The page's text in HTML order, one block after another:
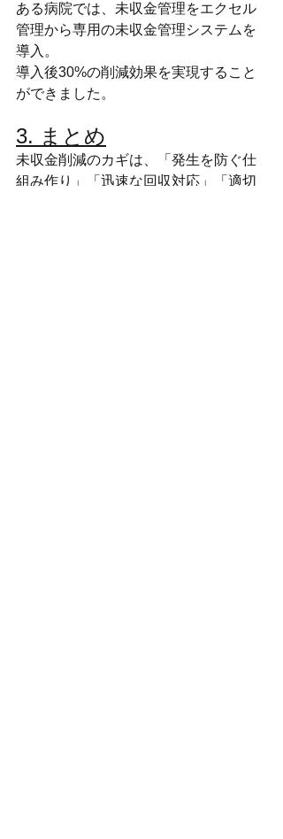
ある病院では、未収金管理をエクセル
管理から専用の未収金管理システムを
導入。
導入後30%の削減効果を実現すること
ができました。
3. まとめ
未収金削減のカギは、「発生を防ぐ仕
組み作り」「迅速な回収対応」「適切